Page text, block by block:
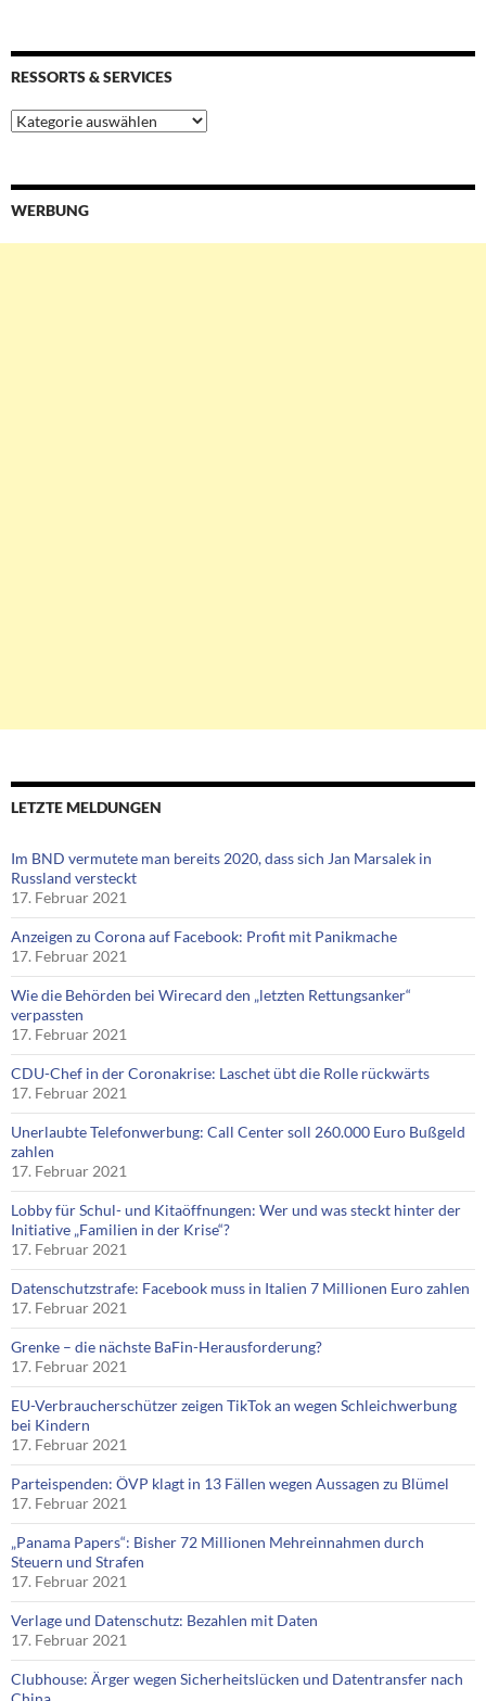
RESSORTS & SERVICES
Ressorts
&
WERBUNG
LETZTE MELDUNGEN
Im BND vermutete man bereits 2020, dass sich Jan Marsalek in
Russland versteckt
17. Februar 2021
Anzeigen zu Corona auf Facebook: Profit mit Panikmache
17. Februar 2021
Wie die Behörden bei Wirecard den „letzten Rettungsanker“
verpassten
17. Februar 2021
CDU-Chef in der Coronakrise: Laschet übt die Rolle rückwärts
17. Februar 2021
Unerlaubte Telefonwerbung: Call Center soll 260.000 Euro Bußgeld
zahlen
17. Februar 2021
Lobby für Schul- und Kitaöffnungen: Wer und was steckt hinter der
Initiative „Familien in der Krise“?
17. Februar 2021
Datenschutzstrafe: Facebook muss in Italien 7 Millionen Euro zahlen
17. Februar 2021
Grenke – die nächste BaFin-Herausforderung?
17. Februar 2021
EU-Verbraucherschützer zeigen TikTok an wegen Schleichwerbung
bei Kindern
17. Februar 2021
Parteispenden: ÖVP klagt in 13 Fällen wegen Aussagen zu Blümel
17. Februar 2021
„Panama Papers“: Bisher 72 Millionen Mehreinnahmen durch
Steuern und Strafen
17. Februar 2021
Verlage und Datenschutz: Bezahlen mit Daten
17. Februar 2021
Clubhouse: Ärger wegen Sicherheitslücken und Datentransfer nach